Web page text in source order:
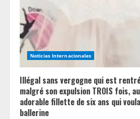
i
n
g Noticias Internacionales
Illégal sans vergogne qui est
malgré son expulsion TROIS fois,
adorable fillette de six ans qui
ballerine